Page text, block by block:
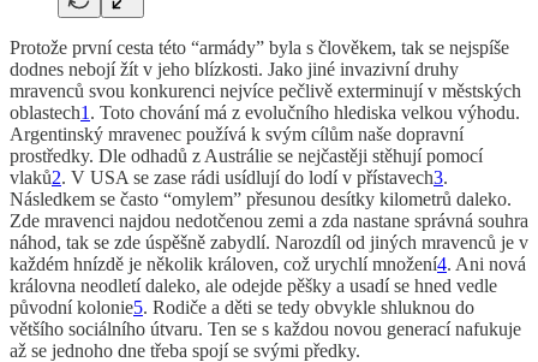
Protože první cesta této “armády” byla s člověkem, tak se nejspíše
dodnes nebojí žít v jeho blízkosti. Jako jiné invazivní druhy
mravenců svou konkurenci nejvíce pečlivě exterminují v městských
oblastech1 . Toto chování má z evolučního hlediska velkou výhodu.
Argentinský mravenec používá k svým cílům naše dopravní
prostředky. Dle odhadů z Austrálie se nejčastěji stěhují pomocí
vlaků2. V USA se zase rádi usídlují do lodí v přístavech3.
Následkem se často “omylem” přesunou desítky kilometrů daleko.
Zde mravenci najdou nedotčenou zemi a zda nastane správná souhra
náhod, tak se zde úspěšně zabydlí. Narozdíl od jiných mravenců je v
každém hnízdě je několik královen, což urychlí množení4. Ani nová
královna neodletí daleko, ale odejde pěšky a usadí se hned vedle
původní kolonie5. Rodiče a děti se tedy obvykle shluknou do
většího sociálního útvaru. Ten se s každou novou generací nafukuje
až se jednoho dne třeba spojí se svými předky.